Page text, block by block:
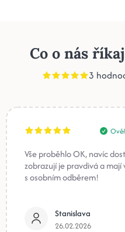
Co o nás
3
Vše proběhlo OK, navíc
zobrazují je pravdivá a mají
s osobním odběrem!
Stanislava
26.02.2026